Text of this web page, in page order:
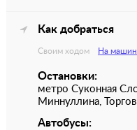
Как добраться
Своим ходом На
Остановки:
метро Суконная
Миннуллина,
Автобусы: